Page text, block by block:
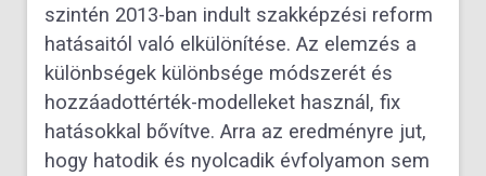
szintén 2013-ban indult szakképzési reform
hatásaitól való elkülönítése. Az elemzés a
különbségek különbsége módszerét és
hozzáadottérték-modelleket használ, fix
hatásokkal bővítve. Arra az eredményre jut,
hogy hatodik és nyolcadik évfolyamon sem